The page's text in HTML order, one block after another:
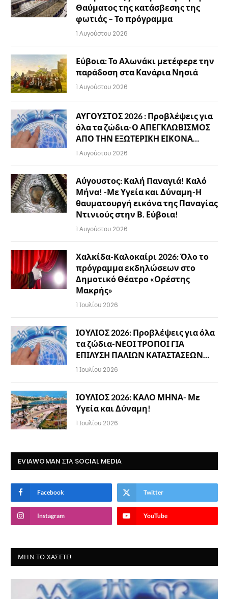
Θαύματος της κατάσβεσης της
φωτιάς – Το πρόγραμμα
1 Αυγούστου 2026
Εύβοια: Το Αλωνάκι μετέφερε την
παράδοση στα Κανάρια Νησιά
1 Αυγούστου 2026
ΑΥΓΟΥΣΤΟΣ 2026 : Προβλέψεις για
όλα τα ζώδια-Ο ΑΠΕΓΚΛΩΒΙΣΜΟΣ
ΑΠΟ ΤΗΝ ΕΞΩΤΕΡΙΚΗ ΕΙΚΟΝΑ…
1 Αυγούστου 2026
Αύγουστος: Καλή Παναγιά! Καλό
Μήνα! -Με Υγεία και Δύναμη-Η
θαυματουργή εικόνα της Παναγίας
Ντινιούς στην Β. Εύβοια!
1 Αυγούστου 2026
Χαλκίδα-Καλοκαίρι 2026: Όλο το
πρόγραμμα εκδηλώσεων στο
Δημοτικό Θέατρο «Ορέστης
Μακρής»
1 Ιουλίου 2026
ΙΟΥΛΙΟΣ 2026: Προβλέψεις για όλα
τα ζώδια-ΝΕΟΙ ΤΡΟΠΟΙ ΓΙΑ
ΕΠΙΛΥΣΗ ΠΑΛΙΩΝ ΚΑΤΑΣΤΑΣΕΩΝ…
1 Ιουλίου 2026
ΙΟΥΛΙΟΣ 2026: ΚΑΛΟ ΜΗΝΑ- Με
Υγεία και Δύναμη!
1 Ιουλίου 2026
EVIAWOMAN ΣΤΑ SOCIAL MEDIA
Facebook Twitter
Instagram YouTube
ΜΗΝ ΤΟ ΧΆΣΕΤΕ!